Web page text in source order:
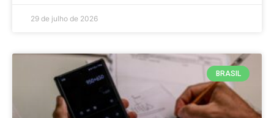
29 de julho de 2026
BRASIL